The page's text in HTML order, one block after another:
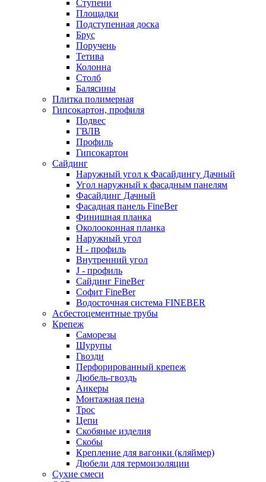
Ступени
Площадки
Подступенная доска
Брус
Поручень
Тетива
Колонна
Столб
Балясины
Плитка полимерная
Гипсокартон, профиля
Подвес
ГВЛВ
Профиль
Гипсокартон
Сайдинг
Наружный угол к Фасайдингу Дачный
Угол наружный к фасадным панелям
Фасайдинг Дачный
Фасадная панель FineBer
Финишная планка
Околооконная планка
Наружный угол
H - профиль
Внутренний угол
J - профиль
Сайдинг FineBer
Софит FineBer
Водосточная система FINEBER
Асбестоцементные трубы
Крепеж
Саморезы
Шурупы
Гвозди
Перфорированный крепеж
Дюбель-гвоздь
Анкеры
Монтажная пена
Трос
Цепи
Скобяные изделия
Скобы
Крепление для вагонки (кляймер)
Дюбели для термоизоляции
Сухие смеси